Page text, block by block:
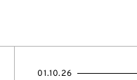
EVENTBEGINSON
01.10.26
EVENTENDSON